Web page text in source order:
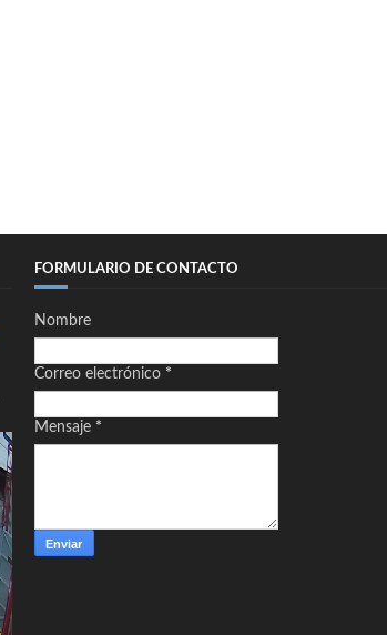
FORMULARIO DE CONTACTO
Nombre
Correo electrónico *
Mensaje *